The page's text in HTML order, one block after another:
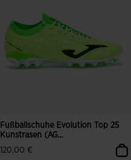
Fußballschuhe Evolution Top 25
Kunstrasen (AG...
120,00 €